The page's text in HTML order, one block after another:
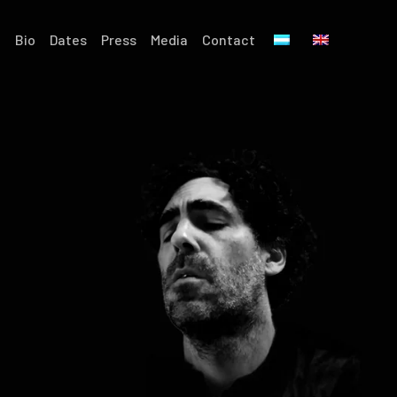
Bio Dates Press Media Contact